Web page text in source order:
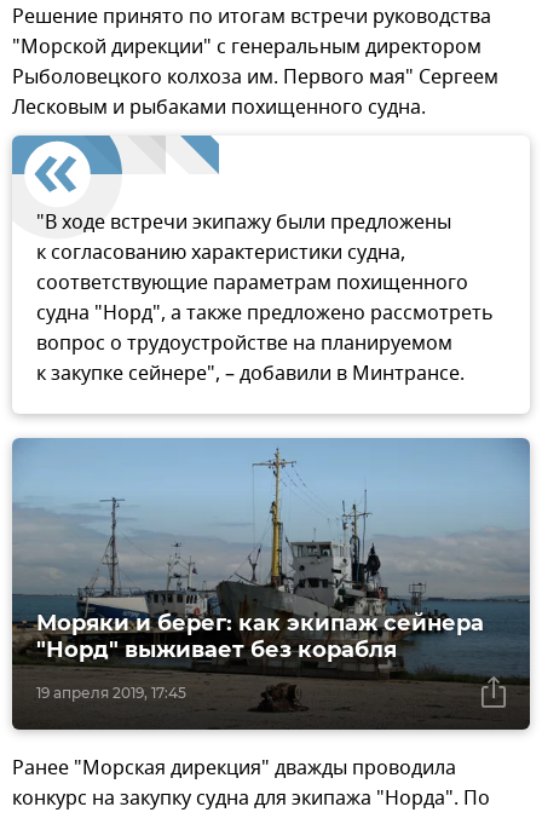
Решение принято по итогам встречи руководства
"Морской дирекции" с генеральным директором
Рыболовецкого колхоза им. Первого мая" Сергеем
Лесковым и рыбаками похищенного судна.
"В ходе встречи экипажу были предложены
к согласованию характеристики судна,
соответствующие параметрам похищенного
судна "Норд", а также предложено рассмотреть
вопрос о трудоустройстве на планируемом
к закупке сейнере", – добавили в Минтрансе.
19 апреля 2019, 17:45
Моряки и берег: как экипаж сейнера
"Норд" выживает без корабля
Ранее "Морская дирекция" дважды проводила
конкурс на закупку судна для экипажа "Норда". По